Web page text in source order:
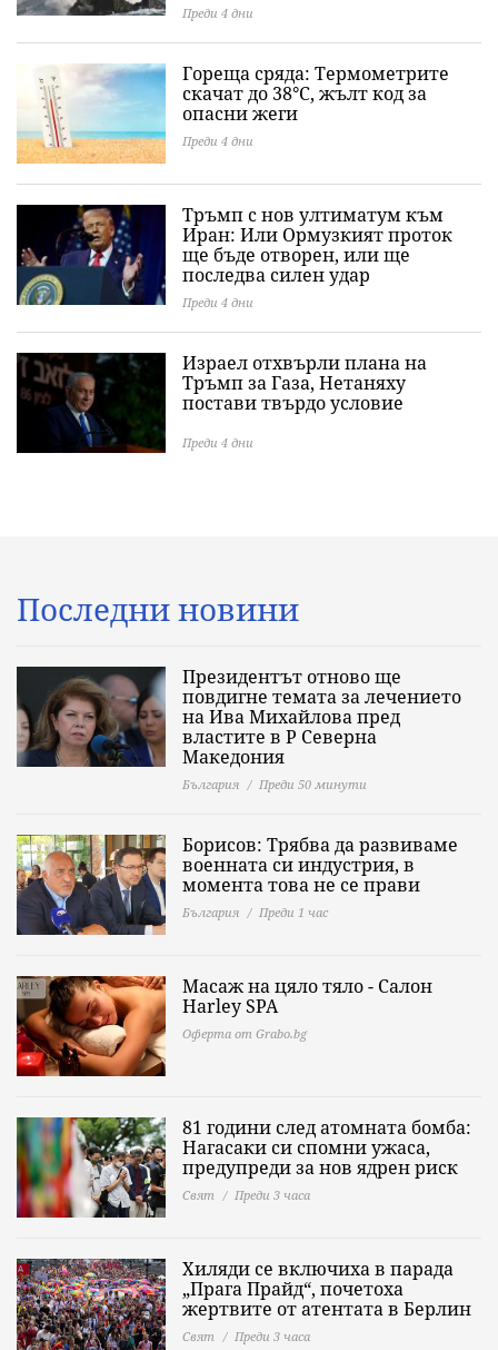
Преди 4 дни
Гореща сряда: Термометрите
скачат до 38°C, жълт код за
опасни жеги
Преди 4 дни
Тръмп с нов ултиматум към
Иран: Или Ормузкият проток
ще бъде отворен, или ще
последва силен удар
Преди 4 дни
Израел отхвърли плана на
Тръмп за Газа, Нетаняху
постави твърдо условие
Преди 4 дни
Последни новини
Президентът отново ще
повдигне темата за лечението
на Ива Михайлова пред
властите в Р Северна
Македония
България Преди 50 минути
Борисов: Трябва да развиваме
военната си индустрия, в
момента това не се прави
България Преди 1 час
Масаж на цяло тяло - Салон
Harley SPA
Оферта от Grabo.bg
81 години след атомната бомба:
Нагасаки си спомни ужаса,
предупреди за нов ядрен риск
Свят Преди 3 часа
Хиляди се включиха в парада
„Прага Прайд“, почетоха
жертвите от атентата в Берлин
Свят Преди 3 часа